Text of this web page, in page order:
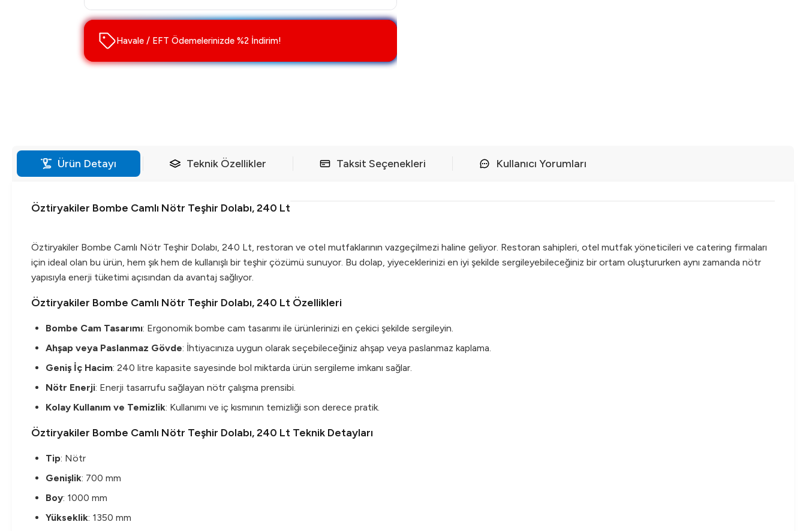
Havale / EFT Ödemelerinizde %2 İndirim!
Ürün Detayı Teknik Özellikler Taksit Seçenekleri Kullanıcı Yorumları
Öztiryakiler Bombe Camlı Nötr Teşhir Dolabı, 240 Lt
Öztiryakiler Bombe Camlı Nötr Teşhir Dolabı, 240 Lt, restoran ve otel mutfaklarının vazgeçilmezi haline geliyor. Restoran sahipleri, otel mutfak yöneticileri ve catering firmaları
için ideal olan bu ürün, hem şık hem de kullanışlı bir teşhir çözümü sunuyor. Bu dolap, yiyeceklerinizi en iyi şekilde sergileyebileceğiniz bir ortam oluştururken aynı zamanda nötr
yapısıyla enerji tüketimi açısından da avantaj sağlıyor.
Öztiryakiler Bombe Camlı Nötr Teşhir Dolabı, 240 Lt Özellikleri
Bombe Cam Tasarımı: Ergonomik bombe cam tasarımı ile ürünlerinizi en çekici şekilde sergileyin.
Ahşap veya Paslanmaz Gövde: İhtiyacınıza uygun olarak seçebileceğiniz ahşap veya paslanmaz kaplama.
Geniş İç Hacim: 240 litre kapasite sayesinde bol miktarda ürün sergileme imkanı sağlar.
Nötr Enerji: Enerji tasarrufu sağlayan nötr çalışma prensibi.
Kolay Kullanım ve Temizlik: Kullanımı ve iç kısmının temizliği son derece pratik.
Öztiryakiler Bombe Camlı Nötr Teşhir Dolabı, 240 Lt Teknik Detayları
Tip: Nötr
Genişlik: 700 mm
Boy: 1000 mm
Yükseklik: 1350 mm